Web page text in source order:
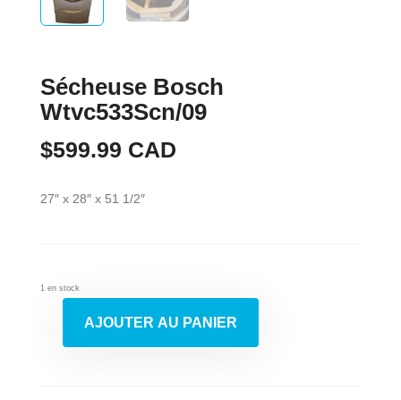
Sécheuse Bosch
Wtvc533Scn/09
$599.99 CAD
27″ x 28″ x 51 1/2″
1 en stock
AJOUTER AU PANIER